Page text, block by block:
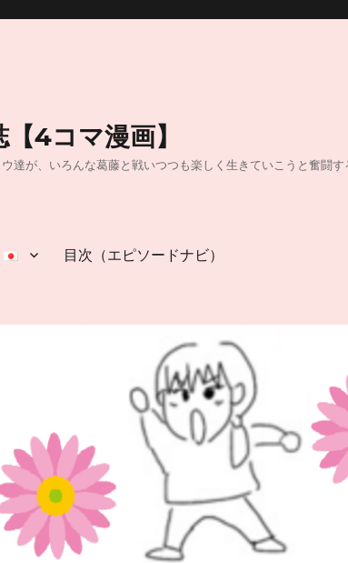
4コマ漫画】
、いろんな葛藤と戦いつつも楽しく生きていこうと奮闘す
目次（エピソードナビ）